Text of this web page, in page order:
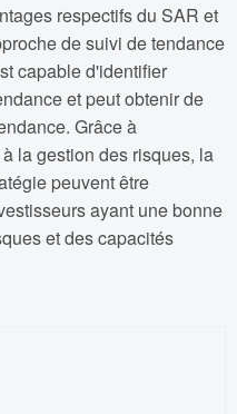
respectifs du SAR et
de suivi de tendance
capable d'identifier
et peut obtenir de
Grâce à
la gestion des risques, la
peuvent être
ayant une bonne
et des capacités